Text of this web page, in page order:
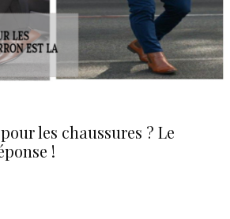
les chaussures ? Le
!